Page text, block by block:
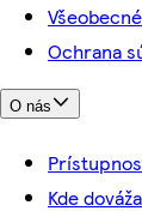
Ochrana
O nás
Kde